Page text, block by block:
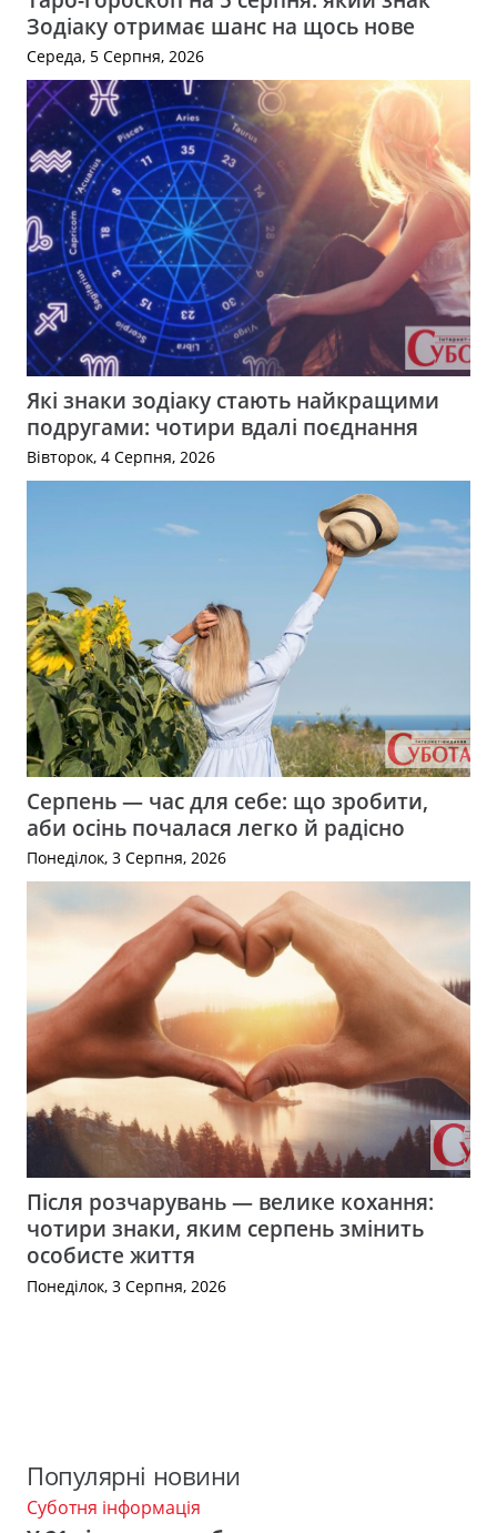
Зодіаку отримає шанс на щось нове
Середа, 5 Серпня, 2026
Які знаки зодіаку стають найкращими
подругами: чотири вдалі поєднання
Вівторок, 4 Серпня, 2026
Серпень — час для себе: що зробити,
аби осінь почалася легко й радісно
Понеділок, 3 Серпня, 2026
Після розчарувань — велике кохання:
чотири знаки, яким серпень змінить
особисте життя
Понеділок, 3 Серпня, 2026
Популярні новини
Суботня інформація